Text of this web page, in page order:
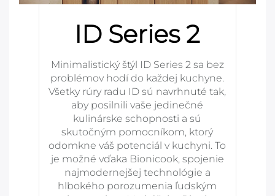
ID Series 2
Minimalistický štýl ID Series 2 sa bez
problémov hodí do každej kuchyne.
Všetky rúry radu ID sú navrhnuté tak,
aby posilnili vaše jedinečné
kulinárske schopnosti a sú
skutočným pomocníkom, ktorý
odomkne váš potenciál v kuchyni. To
je možné vďaka Bionicook, spojenie
najmodernejšej technológie a
hlbokého porozumenia ľudským